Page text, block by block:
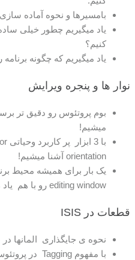
بامسیرها و نحوه آماده
یاد میگیریم چطور خیلی
کنیم؟
یاد میگیریم که چگونه
نوار ها و پنجره ویرایش
بوم پروتئوس رو دقیق تر
میشیم!
orientation آشنا میشیم!
editing window رو با هم یاد میگیریم.
قطعات در ISIS
نحوه ی جایگذاری المانها
با مفهوم Tagging در پروتئوس بیشتر آشنا می‌شویم.